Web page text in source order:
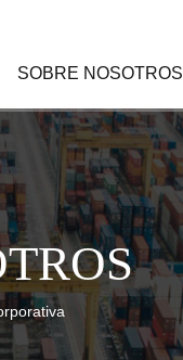
SOBRE NOSOTROS